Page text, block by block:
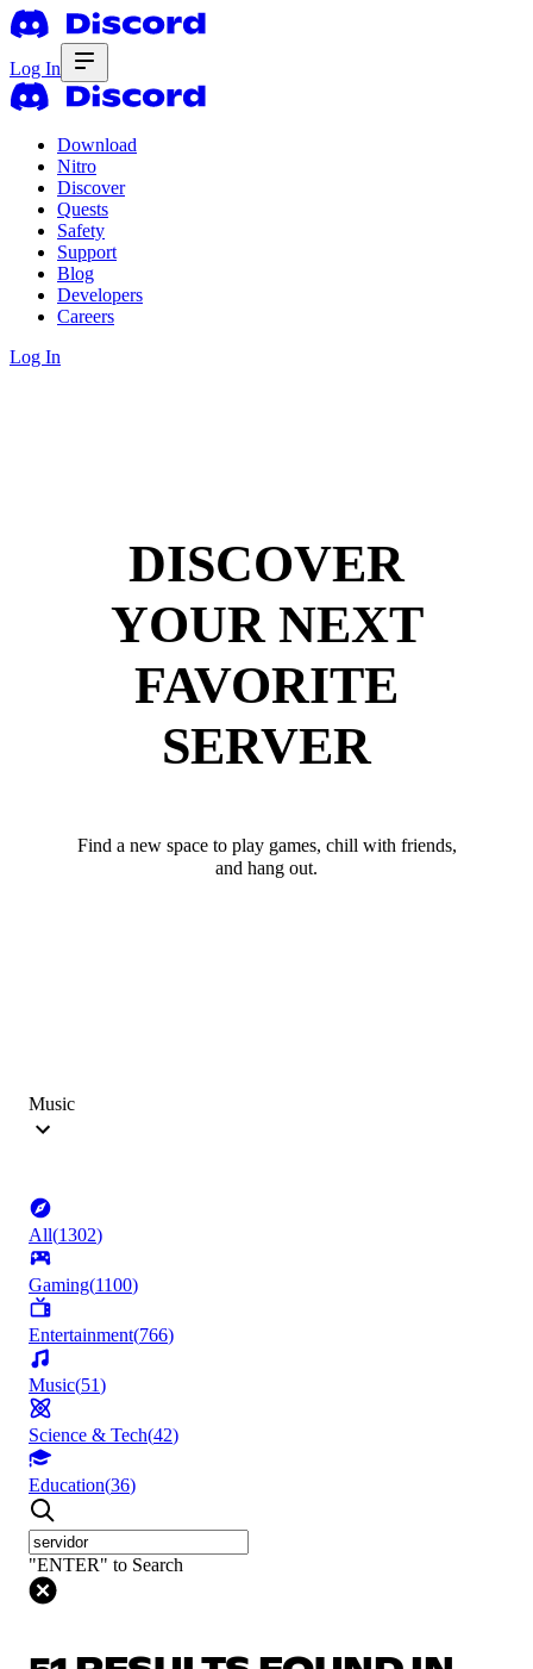
Log In
Download
Nitro
Discover
Quests
Safety
Support
Blog
Developers
Careers
Log In
DISCOVER
YOUR NEXT
FAVORITE
SERVER
Find a new space to play games, chill with friends,
and hang out.
Music
All(1302)
Gaming(1100)
Entertainment(766)
Music(51)
Science & Tech(42)
Education(36)
"ENTER" to Search